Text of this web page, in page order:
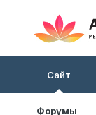
Сайт
Форумы